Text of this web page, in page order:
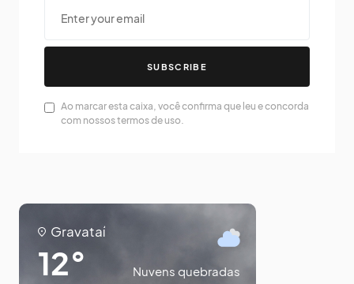
SUBSCRIBE
Ao marcar esta caixa, você confirma que leu e concorda
com nossos termos de uso.
Gravataí
12° Nuvens quebradas